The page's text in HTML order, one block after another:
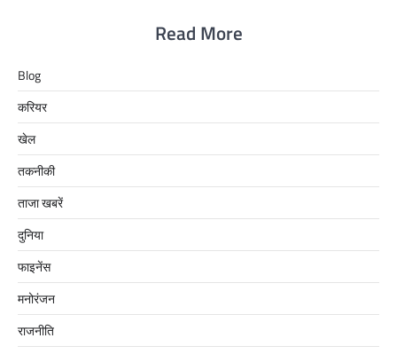
Read More
Blog
करियर
खेल
तकनीकी
ताजा खबरें
दुनिया
फाइनेंस
मनोरंजन
राजनीति